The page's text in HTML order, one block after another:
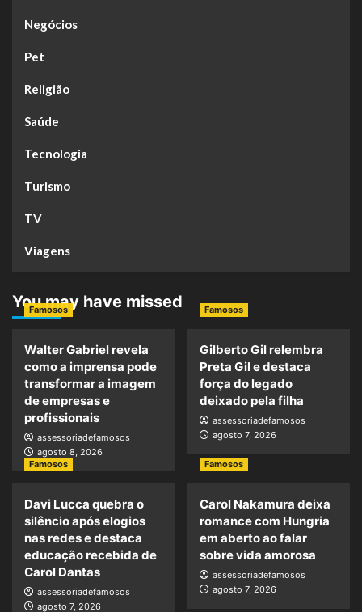
Negócios
Pet
Religião
Saúde
Tecnologia
Turismo
TV
Viagens
You may have missed
Famosos
Walter Gabriel revela
como a imprensa pode
transformar a imagem
de empresas e
profissionais
assessoriadefamosos
agosto 8, 2026
Famosos
Gilberto Gil relembra
Preta Gil e destaca
força do legado
deixado pela filha
assessoriadefamosos
agosto 7, 2026
Famosos
Davi Lucca quebra o
silêncio após elogios
nas redes e destaca
educação recebida de
Carol Dantas
assessoriadefamosos
agosto 7, 2026
Famosos
Carol Nakamura deixa
romance com Hungria
em aberto ao falar
sobre vida amorosa
assessoriadefamosos
agosto 7, 2026